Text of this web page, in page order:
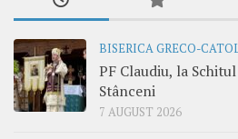
BISERICA GRECO-
PF Claudiu, la
Stânceni
7 AUGUST 2026